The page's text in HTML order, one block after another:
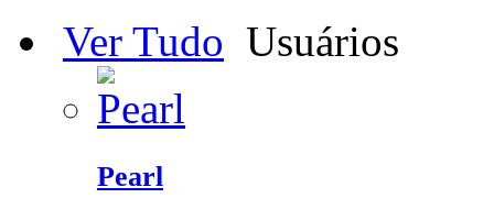
Ver Tudo Usuários
Pearl